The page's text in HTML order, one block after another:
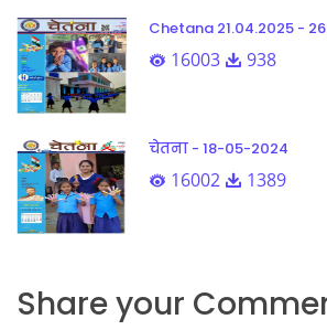
Chetana 21.04.2025 -
16003 938
चेतना - 18-05-2024
16002 1389
Share your